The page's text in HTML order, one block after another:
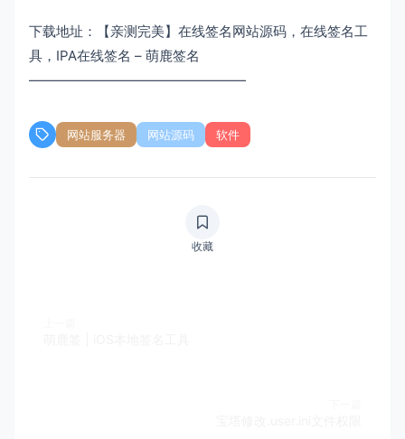
下载地址：【亲测完美】在线签名网站源码，在线签名工
具，IPA在线签名 – 萌鹿签名
————————————————
网站服务器 网站源码 软件
收藏